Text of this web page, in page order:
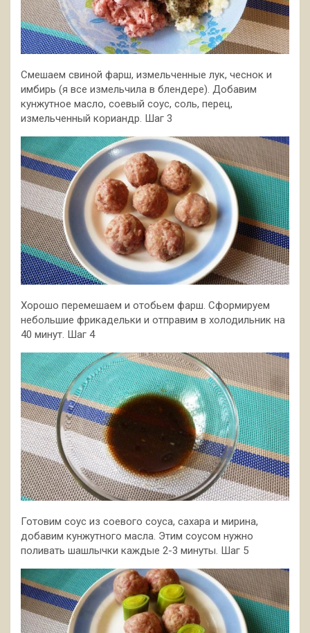
Смешаем свиной фарш, измельченные лук, чеснок и
имбирь (я все измельчила в блендере). Добавим
кунжутное масло, соевый соус, соль, перец,
измельченный кориандр. Шаг 3
Хорошо перемешаем и отобьем фарш. Сформируем
небольшие фрикадельки и отправим в холодильник на
40 минут. Шаг 4
Готовим соус из соевого соуса, сахара и мирина,
добавим кунжутного масла. Этим соусом нужно
поливать шашлычки каждые 2-3 минуты. Шаг 5